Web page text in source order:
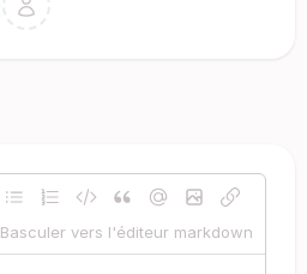
Basculer vers l'éditeur markdown